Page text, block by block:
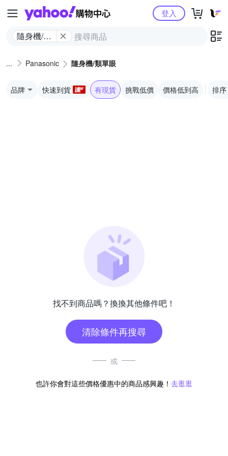
Yahoo購物中心
隨身機/類
登入
Panasonic 隨身機/類單眼
品牌 快速到貨 有現貨 挑戰低價 價格低到高 排序
找不到商品嗎？換換其他條件吧！
清除條件再搜尋
或
也許你會對這些價格優惠中的商品感興趣！ 去逛逛